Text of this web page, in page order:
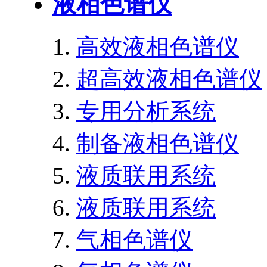
高效液相色谱仪
超高效液相色谱仪
专用分析系统
制备液相色谱仪
液质联用系统
液质联用系统
气相色谱仪